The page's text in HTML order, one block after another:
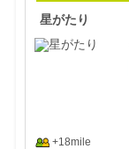
星がたり
+18mile